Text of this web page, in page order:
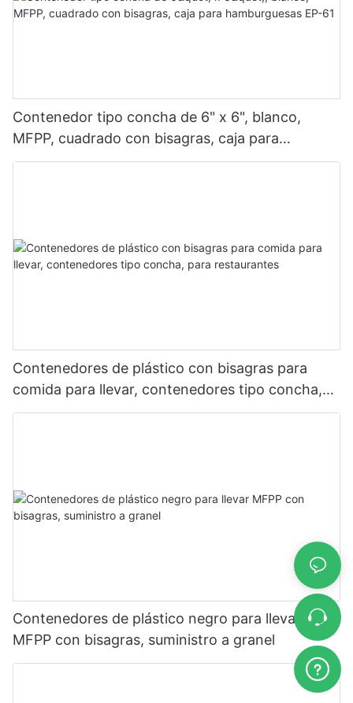
Contenedor tipo concha de 6" x 6", blanco,
MFPP, cuadrado con bisagras, caja para
hamburguesas EP-61
Contenedores de plástico con bisagras para
comida para llevar, contenedores tipo concha,
para restaurantes
Contenedores de plástico negro para llevar
MFPP con bisagras, suministro a granel